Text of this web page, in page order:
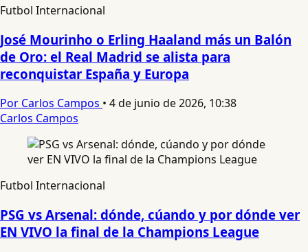
Futbol Internacional
José Mourinho o Erling Haaland más un Balón
de Oro: el Real Madrid se alista para
reconquistar España y Europa
Por Carlos Campos • 4 de junio de 2026, 10:38
Carlos Campos
Futbol Internacional
PSG vs Arsenal: dónde, cúando y por dónde ver
EN VIVO la final de la Champions League